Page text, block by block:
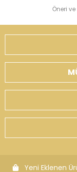
Öneri
Yeni Eklenen